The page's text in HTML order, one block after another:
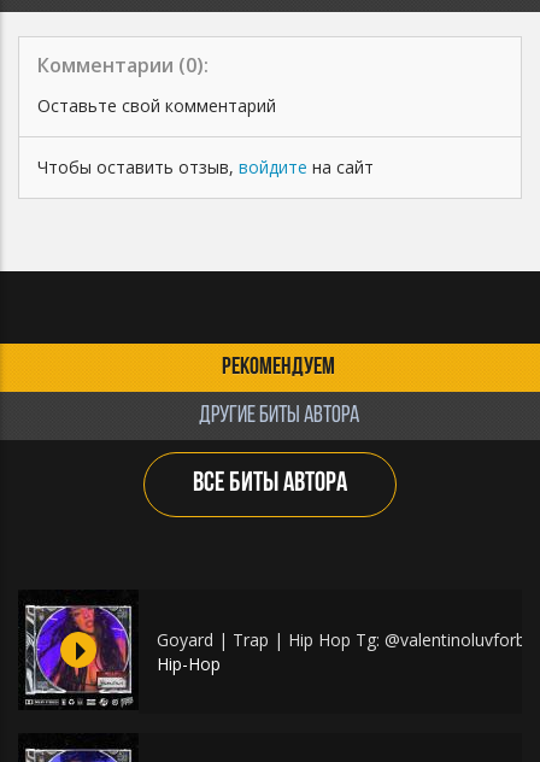
Комментарии (0):
Оставьте свой комментарий
Чтобы оставить отзыв, войдите на сайт
РЕКОМЕНДУЕМ
ДРУГИЕ БИТЫ АВТОРА
ВСЕ БИТЫ АВТОРА
Goyard | Trap | Hip Hop Tg:
Hip-Hop